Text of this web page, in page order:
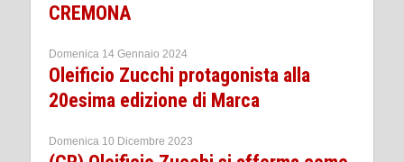
CREMONA
Domenica 14 Gennaio 2024
Oleificio Zucchi protagonista alla
20esima edizione di Marca
Domenica 10 Dicembre 2023